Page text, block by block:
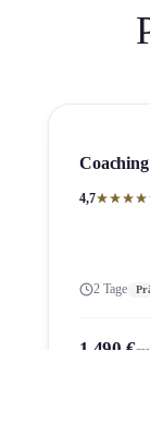
4,7
2 Tage
1.490 €